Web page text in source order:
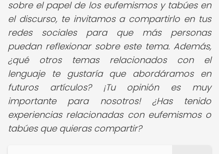
sobre el papel de los eufemismos y tabúes en
el discurso, te invitamos a compartirlo en tus
redes sociales para que más personas
puedan reflexionar sobre este tema. Además,
¿qué otros temas relacionados con el
lenguaje te gustaría que abordáramos en
futuros artículos?¡Tu opinión es muy
importante para nosotros! ¿Has tenido
experiencias relacionadas con eufemismos o
tabúes que quieras compartir?